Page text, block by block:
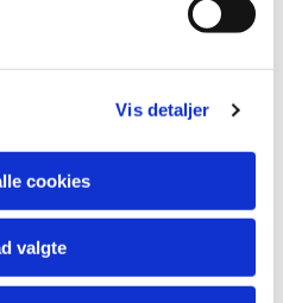
Vis detaljer
cookies
valgte
det betød at vi lukkede
sidste par såter, så enkelte
også fasanerne, emn desværre
uden fasaner.
der servering af gule ærter i
blev nydt til fulde af dagens